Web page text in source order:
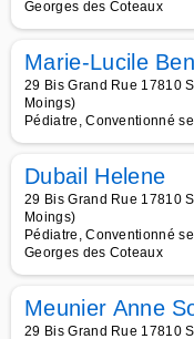
Georges des Coteaux
Marie-Lucile
29 Bis Grand Rue 17810
Moings)
Pédiatre, Conventionné
Dubail Helene
29 Bis Grand Rue 17810
Moings)
Pédiatre, Conventionné
Georges des Coteaux
Meunier Anne
29 Bis Grand Rue 17810